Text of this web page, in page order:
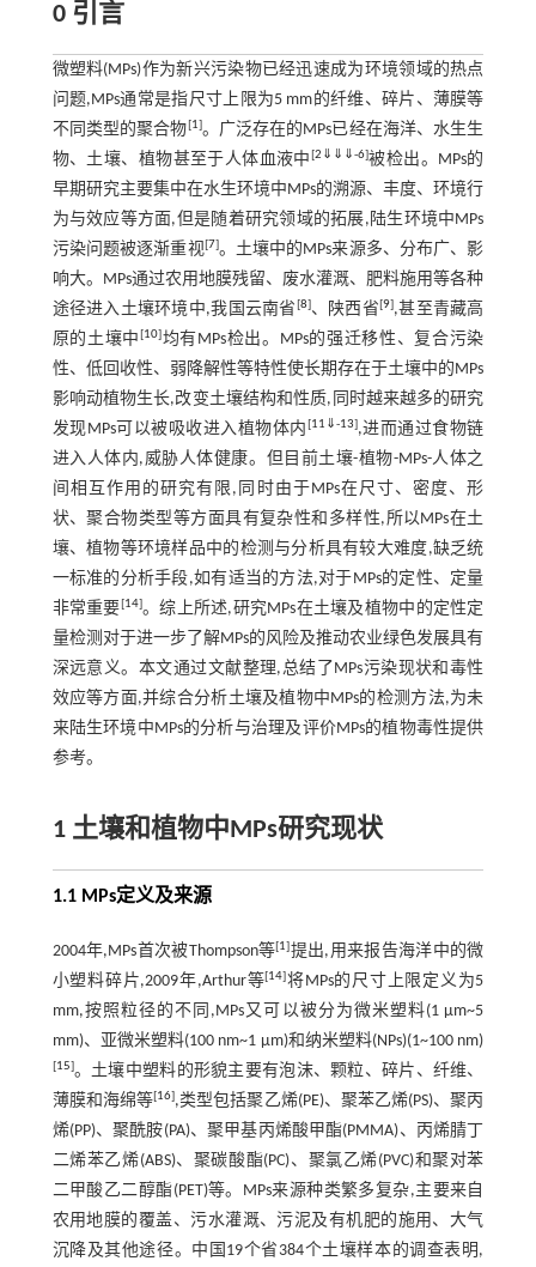
0 引言
微塑料(MPs)作为新兴污染物已经迅速成为环境领域的热点
问题,MPs通常是指尺寸上限为5 mm的纤维、碎片、薄膜等
不同类型的聚合物[1]。广泛存在的MPs已经在海洋、水生生
物、土壤、植物甚至于人体血液中 [2 ⇓ ⇓ ⇓-6]被检出。MPs的
早期研究主要集中在水生环境中MPs的溯源、丰度、环境行
为与效应等方面,但是随着研究领域的拓展,陆生环境中MPs
污染问题被逐渐重视[7]。土壤中的MPs来源多、分布广、影
响大。MPs通过农用地膜残留、废水灌溉、肥料施用等各种
途径进入土壤环境中,我国云南省 [8]、陕西省[9],甚至青藏高
原的土壤中 [10]均有MPs检出。MPs的强迁移性、复合污染
性、低回收性、弱降解性等特性使长期存在于土壤中的MPs
影响动植物生长,改变土壤结构和性质,同时越来越多的研究
发现MPs可以被吸收进入植物体内 [11 ⇓-13],进而通过食物链
进入人体内,威胁人体健康。但目前土壤-植物-MPs-人体之
间相互作用的研究有限,同时由于MPs在尺寸、密度、形
状、聚合物类型等方面具有复杂性和多样性,所以MPs在土
壤、植物等环境样品中的检测与分析具有较大难度,缺乏统
一标准的分析手段,如有适当的方法,对于MPs的定性、定量
非常重要[14]。综上所述,研究MPs在土壤及植物中的定性定
量检测对于进一步了解MPs的风险及推动农业绿色发展具有
深远意义。本文通过文献整理,总结了MPs污染现状和毒性
效应等方面,并综合分析土壤及植物中MPs的检测方法,为未
来陆生环境中MPs的分析与治理及评价MPs的植物毒性提供
参考。
1 土壤和植物中MPs研究现状
1.1 MPs定义及来源
2004年,MPs首次被Thompson等[1]提出,用来报告海洋中的微
小塑料碎片,2009年,Arthur等[14]将MPs的尺寸上限定义为5
mm,按照粒径的不同,MPs又可以被分为微米塑料(1 μm~5
mm)、亚微米塑料(100 nm~1 μm)和纳米塑料(NPs)(1~100 nm)
[15]。土壤中塑料的形貌主要有泡沫、颗粒、碎片、纤维、
薄膜和海绵等[16],类型包括聚乙烯(PE)、聚苯乙烯(PS)、聚丙
烯(PP)、聚酰胺(PA)、聚甲基丙烯酸甲酯(PMMA)、丙烯腈丁
二烯苯乙烯(ABS)、聚碳酸酯(PC)、聚氯乙烯(PVC)和聚对苯
二甲酸乙二醇酯(PET)等。MPs来源种类繁多复杂,主要来自
农用地膜的覆盖、污水灌溉、污泥及有机肥的施用、大气
沉降及其他途径。中国19个省384个土壤样本的调查表明,